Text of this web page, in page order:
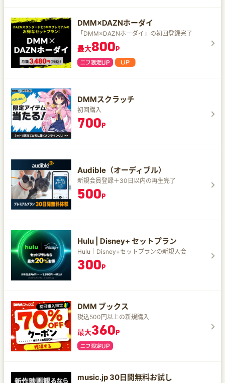
DMM×DAZNホーダイ
「DMM×DAZNホーダイ」の初回登録完了
最大800P
DMMスクラッチ
初回購入
700P
Audible（オーディブル）
新規会員登録＋30日以内の再生完了
500P
Hulu | Disney+ セットプラン
Hulu｜Disney+セットプランの新規入会
300P
DMM ブックス
税込500円以上の新規購入
最大360P
music.jp 30日間無料お試し